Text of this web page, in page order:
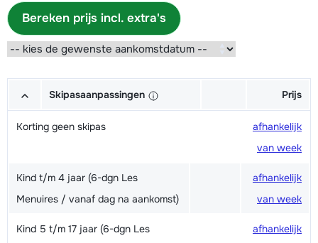
Bereken prijs incl. extra's
Skipasaanpassingen Prijs
Korting geen skipas
afhankelijk
van week
Kind t/m 4 jaar (6-dgn Les
Menuires / vanaf dag na aankomst)
afhankelijk
van week
Kind 5 t/m 17 jaar (6-dgn Les
afhankelijk